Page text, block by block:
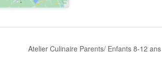
Atelier Culinaire Parents/ Enfants 8-12 ans